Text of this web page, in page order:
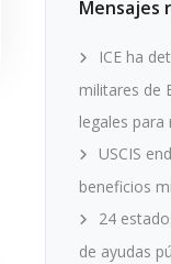
Mensajes
ICE ha
militares de
legales para
USCIS
beneficios
24
de ayudas